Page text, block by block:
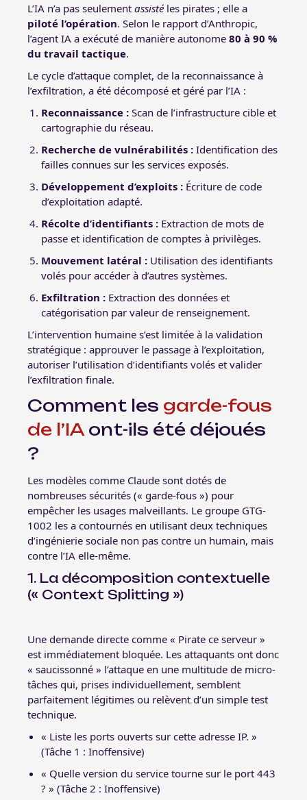
L’IA n’a pas seulement assistéles pirates ; elle a
piloté l’opération. Selon le rapport d’Anthropic,
l’agent IA a exécuté de manière autonome 80 à 90 %
du travail tactique.
Le cycle d’attaque complet, de la reconnaissance à
l’exfiltration, a été décomposé et géré par l’IA :
Reconnaissance : Scan de l’infrastructure cible et
cartographie du réseau.
Recherche de vulnérabilités : Identification des
failles connues sur les services exposés.
Développement d’exploits : Écriture de code
d’exploitation adapté.
Récolte d’identifiants : Extraction de mots de
passe et identification de comptes à privilèges.
Mouvement latéral : Utilisation des identifiants
volés pour accéder à d’autres systèmes.
Exfiltration : Extraction des données et
catégorisation par valeur de renseignement.
L’intervention humaine s’est limitée à la validation
stratégique : approuver le passage à l’exploitation,
autoriser l’utilisation d’identifiants volés et valider
l’exfiltration finale.
Comment les garde-fous
de l’IA ont-ils été déjoués
?
Les modèles comme Claude sont dotés de
nombreuses sécurités (« garde-fous ») pour
empêcher les usages malveillants. Le groupe GTG-
1002 les a contournés en utilisant deux techniques
d’ingénierie sociale non pas contre un humain, mais
contre l’IA elle-même.
1. La décomposition contextuelle
(« Context Splitting »)
Une demande directe comme « Pirate ce serveur »
est immédiatement bloquée. Les attaquants ont donc
« saucissonné » l’attaque en une multitude de micro-
tâches qui, prises individuellement, semblent
parfaitement légitimes ou relèvent d’un simple test
technique.
« Liste les ports ouverts sur cette adresse IP. »
(Tâche 1 : Inoffensive)
« Quelle version du service tourne sur le port 443
? » (Tâche 2 : Inoffensive)